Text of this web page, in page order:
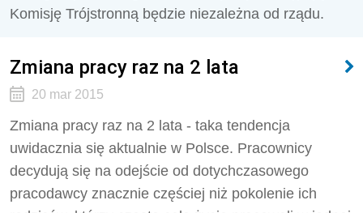
Komisję Trójstronną będzie niezależna od rządu.
Zmiana pracy raz na 2 lata
20 mar 2015
Zmiana pracy raz na 2 lata - taka tendencja
uwidacznia się aktualnie w Polsce. Pracownicy
decydują się na odejście od dotychczasowego
pracodawcy znacznie częściej niż pokolenie ich